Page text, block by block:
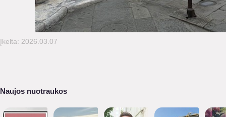
Įkelta: 2026.03.07
Naujos nuotraukos